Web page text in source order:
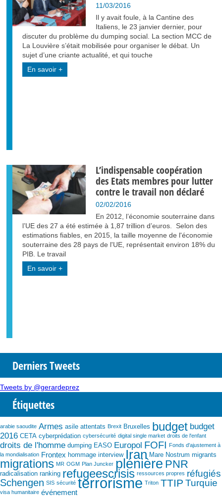
11/03/2016
Il y avait foule, à la Cantine des
Italiens, le 23 janvier dernier, pour
discuter du problème du dumping social. La section MCC de
La Louvière s’était mobilisée pour organiser le débat. Un
sujet d’une criante actualité, et qui touche
En savoir +
L’indispensable coopération
des Etats membres pour lutter
contre le travail non déclaré
02/02/2016
En 2012, l’économie souterraine dans
l’UE des 27 a été estimée à 1,87 trillion d’euros. Selon des
estimations fiables, en 2015, la taille moyenne de l'économie
souterraine des 28 pays de l'UE, représentait environ 18% du
PIB. Le travail
En savoir +
Derniers Tweets
Tweets by @gerardeprez
Étiquettes
arabie saoudite Armes asile attentats Brexit Bruxelles budget budget
2016 CETA cyberprédation cybersécurité digital single market droits de l'enfant
droits de l'homme dumping EASO Europol FOFI Fonds d'ajustement à
la mondialisation Frontex hommage interview Iran Mare Nostrum migrants
migrations MR OGM Plan Juncker plénière PNR
radicalisation ranking refugeescrisis ressources propres réfugiés
Schengen SIS sécurité terrorisme Triton TTIP Turquie
visa humanitaire événement